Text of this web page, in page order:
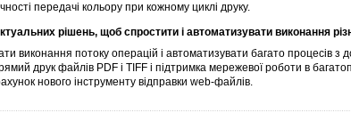
передачі кольору при кожному циклі друку.
рішень, щоб спростити і автоматизувати виконання
виконання потоку операцій і автоматизувати багато процесів з
друк файлів PDF і TIFF і підтримка мережевої роботи в
нового інструменту відправки web-файлів.